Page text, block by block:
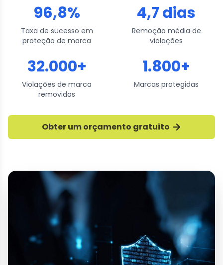
96,8%
Taxa de sucesso em
proteção de marca
4,7 dias
Remoção média de
violações
32.000+
Violações de marca
removidas
1.800+
Marcas protegidas
Obter um orçamento gratuito